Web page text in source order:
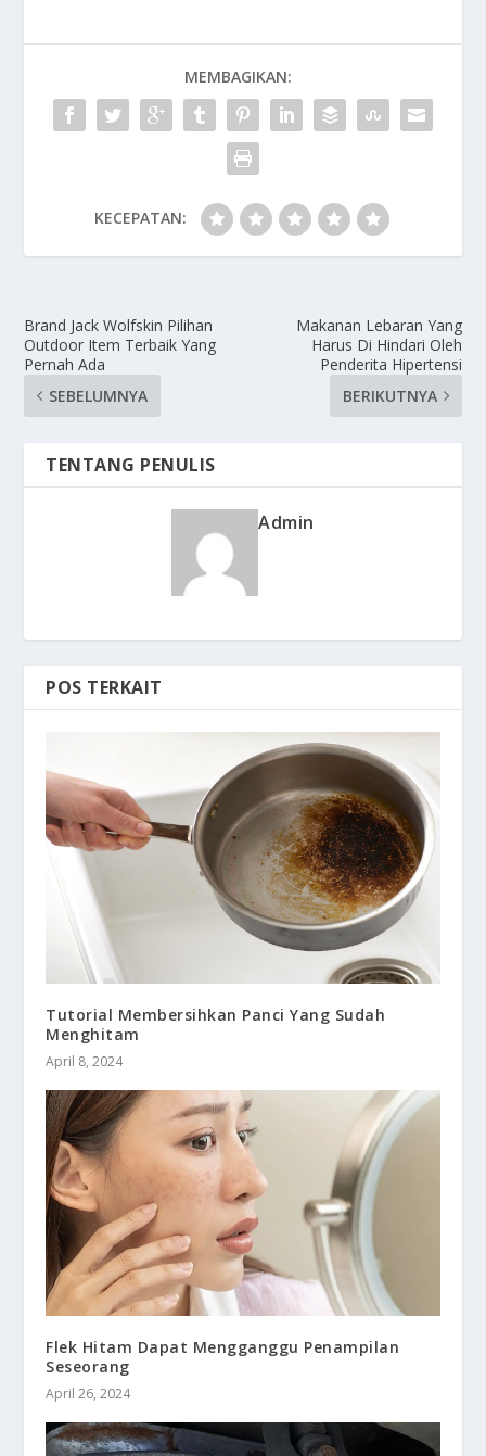
MEMBAGIKAN:
KECEPATAN:
Brand Jack Wolfskin Pilihan
Outdoor Item Terbaik Yang
Pernah Ada
SEBELUMNYA
Makanan Lebaran Yang
Harus Di Hindari Oleh
Penderita Hipertensi
BERIKUTNYA
TENTANG PENULIS
Admin
POS TERKAIT
Tutorial Membersihkan Panci Yang Sudah
Menghitam
April 8, 2024
Flek Hitam Dapat Mengganggu Penampilan
Seseorang
April 26, 2024